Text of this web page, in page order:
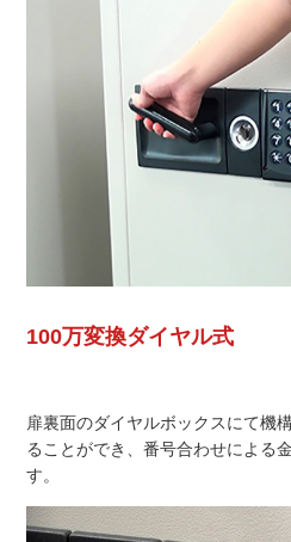
100万変換ダイヤル式
扉裏面のダイヤルボックスにて機
ることができ、番号合わせによる
す。